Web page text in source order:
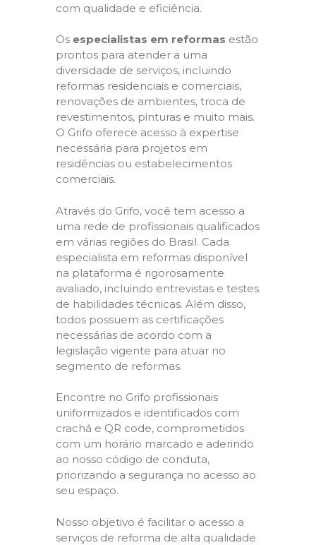
com qualidade e eficiência.
Os especialistas em reformas estão
prontos para atender a uma
diversidade de serviços, incluindo
reformas residenciais e comerciais,
renovações de ambientes, troca de
revestimentos, pinturas e muito mais.
O Grifo oferece acesso à expertise
necessária para projetos em
residências ou estabelecimentos
comerciais.
Através do Grifo, você tem acesso a
uma rede de profissionais qualificados
em várias regiões do Brasil. Cada
especialista em reformas disponível
na plataforma é rigorosamente
avaliado, incluindo entrevistas e testes
de habilidades técnicas. Além disso,
todos possuem as certificações
necessárias de acordo com a
legislação vigente para atuar no
segmento de reformas.
Encontre no Grifo profissionais
uniformizados e identificados com
crachá e QR code, comprometidos
com um horário marcado e aderindo
ao nosso código de conduta,
priorizando a segurança no acesso ao
seu espaço.
Nosso objetivo é facilitar o acesso a
serviços de reforma de alta qualidade